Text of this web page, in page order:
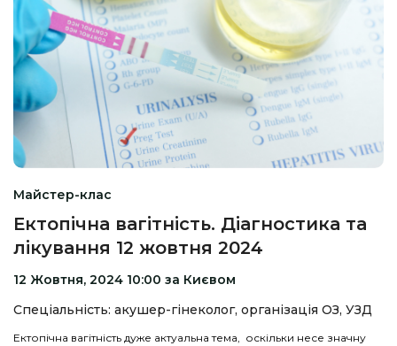
Майстер-клас
Ектопічна вагітність. Діагностика та
лікування 12 жовтня 2024
12 Жовтня, 2024 10:00 за Києвом
Спеціальність: акушер-гінеколог, організація ОЗ, УЗД
Ектопічна вагітність дуже актуальна тема, оскільки несе значну